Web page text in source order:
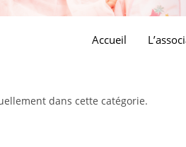
Accueil
dans cette catégorie.